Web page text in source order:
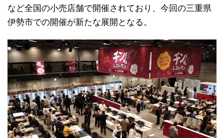
など全国の小売店舗で開催されており、今回の三重県
伊勢市での開催が新たな展開となる。